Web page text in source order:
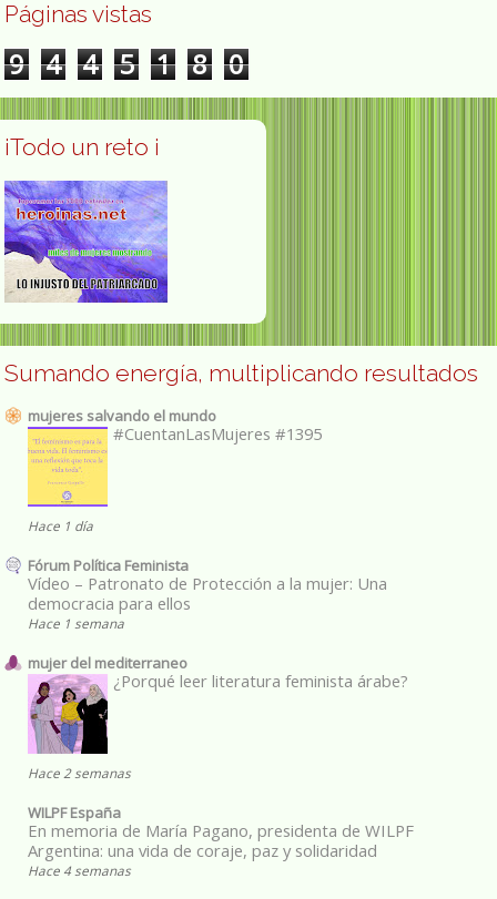
Páginas vistas
9 4 4 5 1 8 0
¡Todo un reto ¡
Sumando energía, multiplicando resultados
mujeres salvando el mundo
#CuentanLasMujeres #1395
Hace 1 día
Fórum Política Feminista
Vídeo – Patronato de Protección a la mujer: Una
democracia para ellos
Hace 1 semana
mujer del mediterraneo
¿Porqué leer literatura feminista árabe?
Hace 2 semanas
WILPF España
En memoria de María Pagano, presidenta de WILPF
Argentina: una vida de coraje, paz y solidaridad
Hace 4 semanas